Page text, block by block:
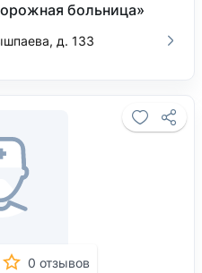
больница»
д. 133
0 отзывов